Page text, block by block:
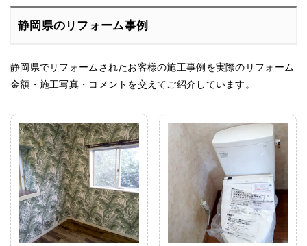
静岡県のリフォーム事例
静岡県でリフォームされたお客様の施工事例を実際のリフォーム
金額・施工写真・コメントを交えてご紹介しています。